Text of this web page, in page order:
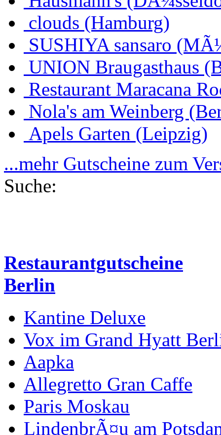
clouds (Hamburg)
SUSHIYA sansaro
UNION Braugasthaus
Restaurant Maracana
Nola's am Weinberg
Apels Garten (Leipzig)
...mehr Gutscheine zum
Suche:
Restaurantgutscheine
Berlin
Kantine Deluxe
Vox im Grand Hyatt
Aapka
Allegretto Gran Caffe
Paris Moskau
LindenbrÃ¤u am